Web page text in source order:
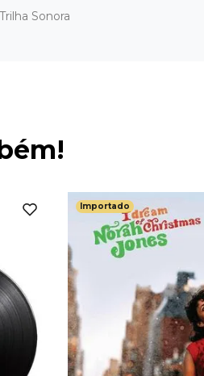
Trilha Sonora
Importado